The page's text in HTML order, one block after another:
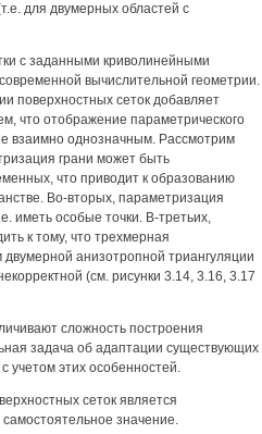
для двумерных областей с
с заданными криволинейными
вычислительной геометрии.
поверхностных сеток добавляет
что отображение параметрического
взаимно однозначным. Рассмотрим
грани может быть
что приводит к образованию
Во-вторых, параметризация
иметь особые точки. В-третьих,
к тому, что трехмерная
анизотропной триангуляции
(см. рисунки 3.14, 3.16, 3.17
сложность построения
задача об адаптации существующих
учетом этих особенностей.
сеток является
значение.